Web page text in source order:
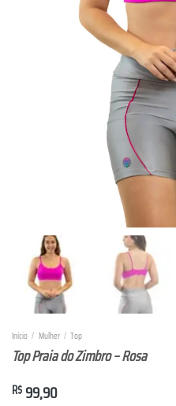
Início / Mulher / Top
Top Praia do Zimbro – Rosa
R$99,90